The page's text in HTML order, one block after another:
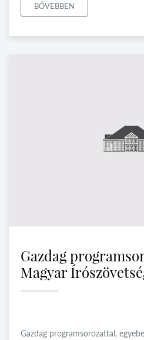
BŐVEBBEN
Gazdag
Magyar
Gazdag programsorozattal,